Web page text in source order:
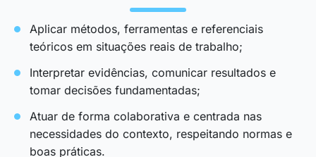
Aplicar métodos, ferramentas e referenciais
teóricos em situações reais de trabalho;
Interpretar evidências, comunicar resultados e
tomar decisões fundamentadas;
Atuar de forma colaborativa e centrada nas
necessidades do contexto, respeitando normas e
boas práticas.